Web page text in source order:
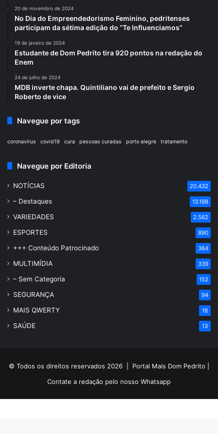
20 de novembro de 2024
No Dia do Empreendedorismo Feminino, pedritenses
participam da sétima edição do “Te Influenciamos”
19 de janeiro de 2024
Estudante de Dom Pedrito tira 920 pontos na redação do
Enem
24 de julho de 2024
MDB inverte chapa. Quintiliano vai de prefeito e Sergio
Roberto de vice
Navegue por tags
coronavírus covid19 cura pessoas curadas porto alegre tratamento
Navegue por Editoria
NOTÍCIAS 20.432
– Destaques 13.198
VARIEDADES 2.562
ESPORTES 890
+++ Conteúdo Patrocinado 364
MULTIMÍDIA 339
– Sem Categoria 152
SEGURANÇA 94
MAIS QWERTY 18
SAÚDE 13
© Todos os direitos reservados 2026 | Portal Mais Dom Pedrito
Contate a redação pelo nosso Whatsapp